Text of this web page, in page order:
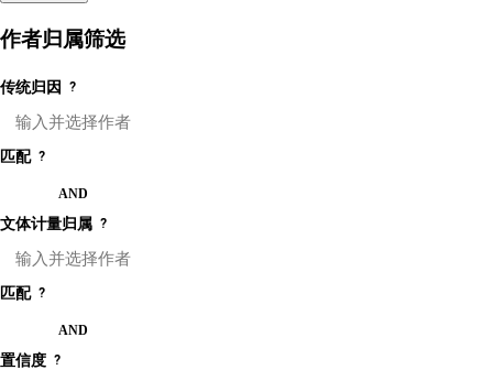
作者归属筛选
传统归因 ?
匹配 ?
AND
文体计量归属 ?
匹配 ?
AND
置信度 ?